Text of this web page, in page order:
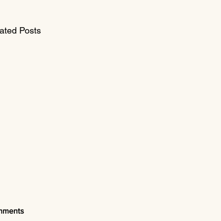
Posts